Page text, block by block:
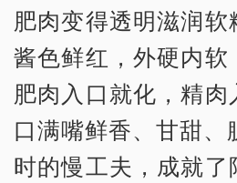
肥肉变得透明滋润软
酱色鲜红，外硬内软
肥肉入口就化，精
口满嘴鲜香、甘甜、
时的慢工夫，成就了